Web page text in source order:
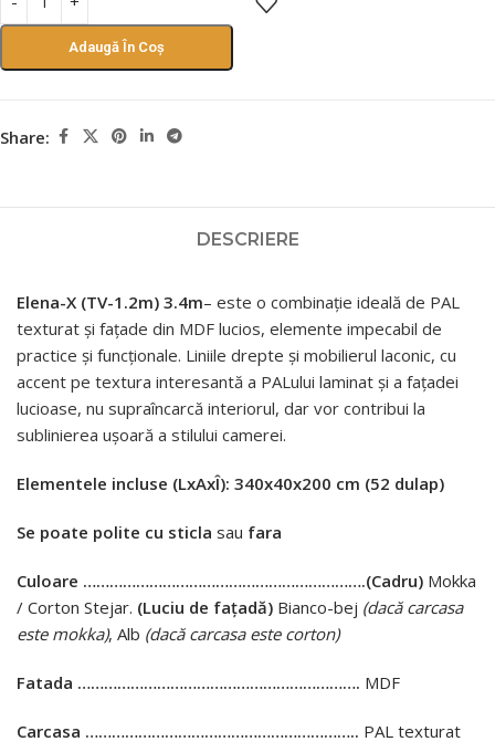
Adaugă În Coș
Share:
DESCRIERE
Elena-X (TV-1.2m) 3.4m– este o combinație ideală de PAL
texturat și fațade din MDF lucios, elemente impecabil de
practice și funcționale. Liniile drepte și mobilierul laconic, cu
accent pe textura interesantă a PALului laminat și a fațadei
lucioase, nu supraîncarcă interiorul, dar vor contribui la
sublinierea ușoară a stilului camerei.
Elementele incluse (LxAxÎ): 340x40x200 cm (52 dulap)
Se poate polite cu sticla sau fara
Culoare ……………………………………………………….(Cadru) Mokka
/ Corton Stejar. (Luciu de fațadă) Bianco-bej (dacă carcasa
este mokka), Alb (dacă carcasa este corton)
Fatada ………………………………………………………. MDF
Carcasa …………………………………………………….. PAL texturat